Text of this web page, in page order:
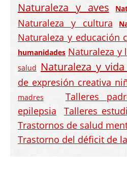
Naturaleza y aves
Naturaleza y cultura
Naturaleza y educación
humanidades Naturaleza y
salud Naturaleza y
de expresión creativa
madres
Talleres
epilepsia
Talleres
Trastornos de salud
Trastorno del déficit de